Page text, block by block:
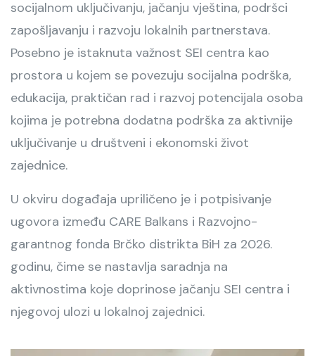
socijalnom uključivanju, jačanju vještina, podršci
zapošljavanju i razvoju lokalnih partnerstava.
Posebno je istaknuta važnost SEI centra kao
prostora u kojem se povezuju socijalna podrška,
edukacija, praktičan rad i razvoj potencijala osoba
kojima je potrebna dodatna podrška za aktivnije
uključivanje u društveni i ekonomski život
zajednice.
U okviru događaja upriličeno je i potpisivanje
ugovora između CARE Balkans i Razvojno-
garantnog fonda Brčko distrikta BiH za 2026.
godinu, čime se nastavlja saradnja na
aktivnostima koje doprinose jačanju SEI centra i
njegovoj ulozi u lokalnoj zajednici.